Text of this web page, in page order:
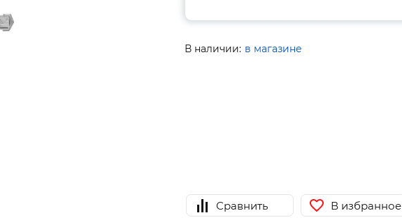
В наличии: в магазине
Сравнить В избранное